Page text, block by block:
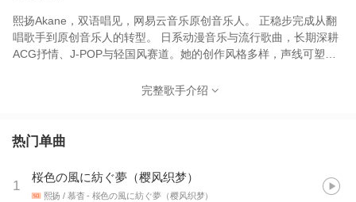
熙扬Akane，双语唱见，网易云音乐原创音乐人。 正稳步完成从翻
唱歌手到原创音乐人的转型。 日系动漫音乐与流行歌曲，长期深耕
ACG抒情、J-POP与轻国风赛道。她的创作风格多样，声线可塑性
舞、心动的主题展开，歌曲画面感较强，自带动漫OST的氛围感。
从第一首单曲发布开始，稳定保持原创作品更新。 未来她将持续推
更多细腻温柔的故事唱给听众。
完整歌手介绍
热门单曲
1
桜色の風に紡ぐ夢（樱风织梦）
熙扬 / 慕杳 - 桜色の風に紡ぐ夢（樱风织梦）